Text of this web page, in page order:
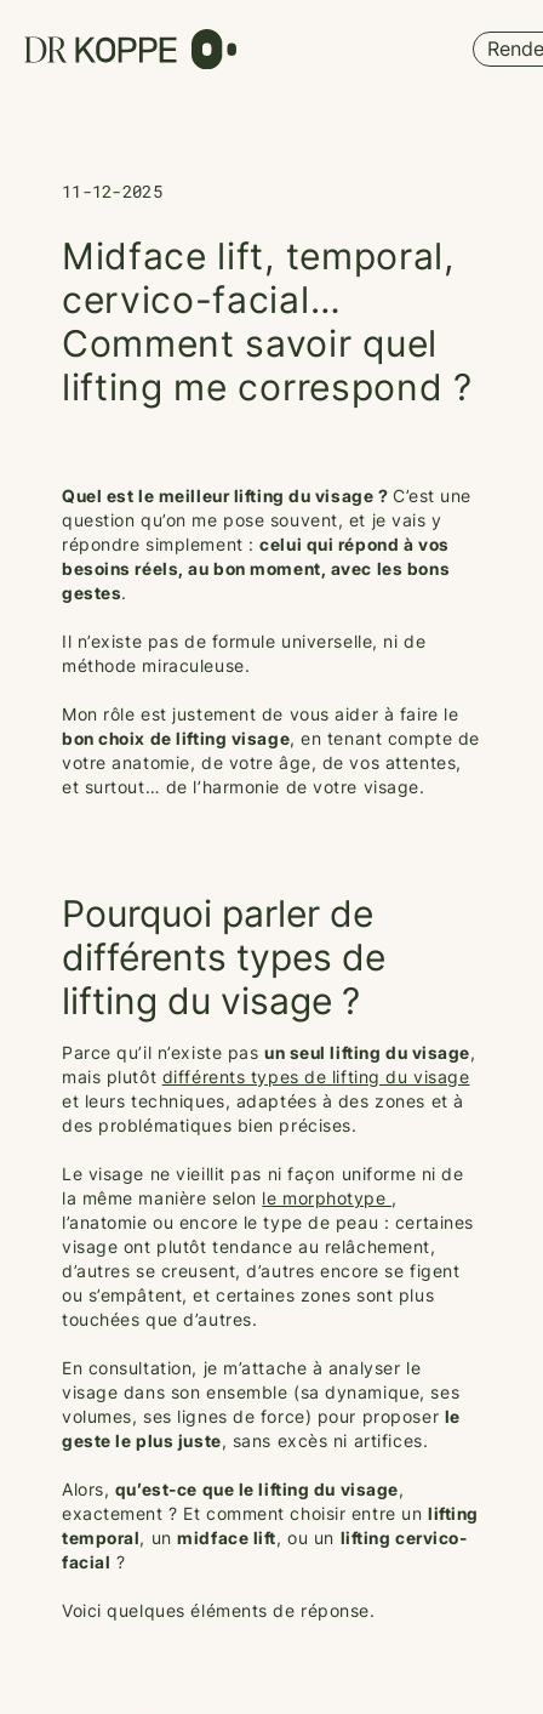
11-12-2025
Midface lift, temporal,
cervico-facial…
Comment savoir quel
lifting me correspond ?
Quel est le meilleur lifting du visage ? C’est une
question qu’on me pose souvent, et je vais y
répondre simplement :celui qui répond à vos
besoins réels, au bon moment, avec les bons
gestes.
Il n’existe pas de formule universelle, ni de
méthode miraculeuse.
Mon rôle est justement de vous aider à faire le
bon choix de lifting visage, en tenant compte de
votre anatomie, de votre âge, de vos attentes,
et surtout… de l’harmonie de votre visage.
Pourquoi parler de
différents types de
lifting du visage ?
Parce qu’il n’existe pas un seul lifting du visage,
mais plutôt différents types de lifting du visage
et leurs techniques, adaptées à des zones et à
des problématiques bien précises.
Le visage ne vieillit pas ni façon uniforme ni de
la même manière selon le morphotype ,
l’anatomie ou encore le type de peau : certaines
visage ont plutôt tendance au relâchement,
d’autres se creusent, d’autres encore se figent
ou s’empâtent, et certaines zones sont plus
touchées que d’autres.
En consultation, je m’attache à analyser le
visage dans son ensemble (sa dynamique, ses
volumes, ses lignes de force) pour proposer le
geste le plus juste, sans excès ni artifices.
Alors, qu’est-ce que le lifting du visage,
exactement ? Et comment choisir entre un lifting
temporal, unmidface lift, ou un lifting cervico-
facial ?
Voici quelques éléments de réponse.